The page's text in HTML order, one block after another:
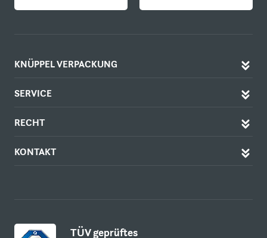
KNÜPPEL VERPACKUNG
SERVICE
RECHT
KONTAKT
TÜV geprüftes